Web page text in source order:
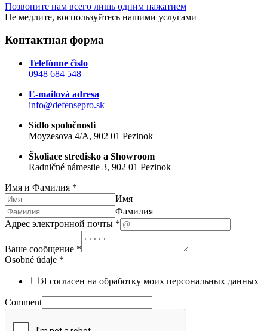
Позвоните нам всего лишь одним нажатием
Не медлите, воспользуйтесь нашими услугами
Контактная форма
Telefónne číslo
0948 684 548
E-mailová adresa
info@defensepro.sk
Sídlo spoločnosti
Moyzesova 4/A, 902 01 Pezinok
Školiace stredisko a Showroom
Radničné námestie 3, 902 01 Pezinok
Имя и Фамилия *
Имя
Фамилия
Адрес электронной почты *
Ваше сообщение *
Osobné údaje *
Я согласен на обработку моих персональных данных
Comment